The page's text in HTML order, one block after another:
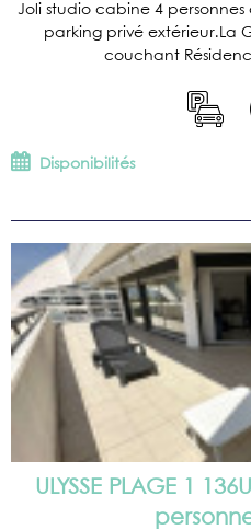
Joli studio cabine 4
parking privé extérieur.La
couchant
Disponibilités
ULYSSE PLAGE 1